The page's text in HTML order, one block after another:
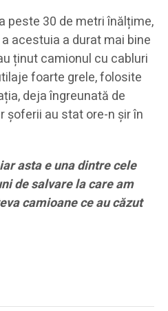
peste 30 de metri înălțime,
acestuia a durat mai bine
ținut camionul cu cabluri
foarte grele, folosite
deja îngreunată de
șoferii au stat ore-n şir în
asta e una dintre cele
de salvare la care am
camioane ce au căzut